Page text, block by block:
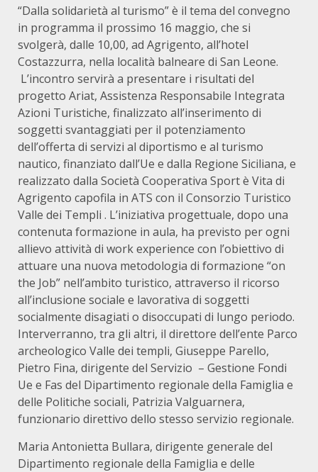
“Dalla solidarietà al turismo” è il tema del convegno
in programma il prossimo 16 maggio, che si
svolgerà, dalle 10,00, ad Agrigento, all’hotel
Costazzurra, nella località balneare di San Leone.
L’incontro servirà a presentare i risultati del
progetto Ariat, Assistenza Responsabile Integrata
Azioni Turistiche, finalizzato all’inserimento di
soggetti svantaggiati per il potenziamento
dell’offerta di servizi al diportismo e al turismo
nautico, finanziato dall’Ue e dalla Regione Siciliana, e
realizzato dalla Società Cooperativa Sport è Vita di
Agrigento capofila in ATS con il Consorzio Turistico
Valle dei Templi . L’iniziativa progettuale, dopo una
contenuta formazione in aula, ha previsto per ogni
allievo attività di work experience con l’obiettivo di
attuare una nuova metodologia di formazione “on
the Job” nell’ambito turistico, attraverso il ricorso
all’inclusione sociale e lavorativa di soggetti
socialmente disagiati o disoccupati di lungo periodo.
Interverranno, tra gli altri, il direttore dell’ente Parco
archeologico Valle dei templi, Giuseppe Parello,
Pietro Fina, dirigente del Servizio – Gestione Fondi
Ue e Fas del Dipartimento regionale della Famiglia e
delle Politiche sociali, Patrizia Valguarnera,
funzionario direttivo dello stesso servizio regionale.
Maria Antonietta Bullara, dirigente generale del
Dipartimento regionale della Famiglia e delle